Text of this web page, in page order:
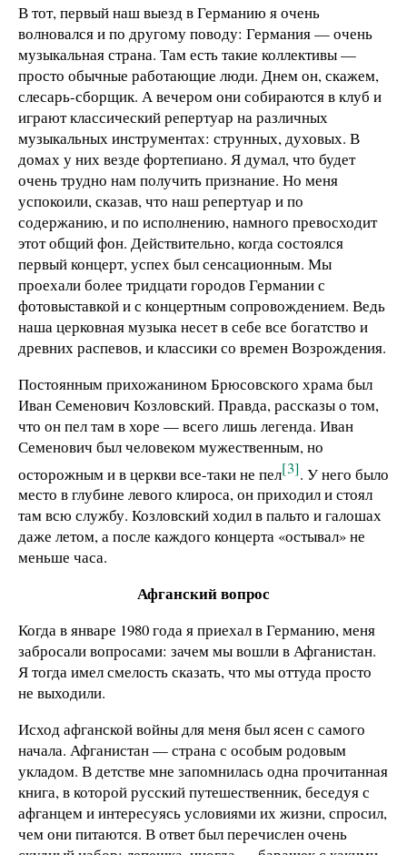
В тот, первый наш выезд в Германию я очень
волновался и по другому поводу: Германия — очень
музыкальная страна. Там есть такие коллективы —
просто обычные работающие люди. Днем он, скажем,
слесарь-сборщик. А вечером они собираются в клуб и
играют классический репертуар на различных
музыкальных инструментах: струнных, духовых. В
домах у них везде фортепиано. Я думал, что будет
очень трудно нам получить признание. Но меня
успокоили, сказав, что наш репертуар и по
содержанию, и по исполнению, намного превосходит
этот общий фон. Действительно, когда состоялся
первый концерт, успех был сенсационным. Мы
проехали более тридцати городов Германии с
фотовыставкой и с концертным сопровождением. Ведь
наша церковная музыка несет в себе все богатство и
древних распевов, и классики со времен Возрождения.
Постоянным прихожанином Брюсовского храма был
Иван Семенович Козловский. Правда, рассказы о том,
что он пел там в хоре — всего лишь легенда. Иван
Семенович был человеком мужественным, но
осторожным и в церкви все-таки не пел[3]. У него было
место в глубине левого клироса, он приходил и стоял
там всю службу. Козловский ходил в пальто и галошах
даже летом, а после каждого концерта «остывал» не
меньше часа.
Афганский вопрос
Когда в январе 1980 года я приехал в Германию, меня
забросали вопросами: зачем мы вошли в Афганистан.
Я тогда имел смелость сказать, что мы оттуда просто
не выходили.
Исход афганской войны для меня был ясен с самого
начала. Афганистан — страна с особым родовым
укладом. В детстве мне запомнилась одна прочитанная
книга, в которой русский путешественник, беседуя с
афганцем и интересуясь условиями их жизни, спросил,
чем они питаются. В ответ был перечислен очень